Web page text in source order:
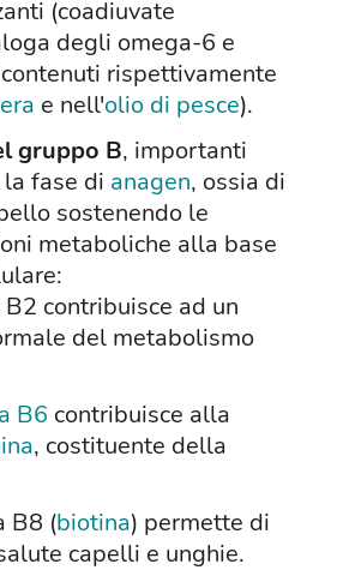
(coadiuvate
degli omega-6 e
rispettivamente
e nell'olio di pesce).
gruppo B, importanti
fase di anagen, ossia di
sostenendo le
metaboliche alla base
contribuisce ad un
del metabolismo
B6 contribuisce alla
, costituente della
B8 (biotina) permette di
capelli e unghie.